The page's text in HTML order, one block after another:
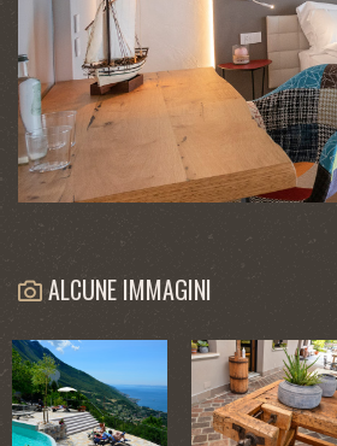
ALCUNE IMMAGINI